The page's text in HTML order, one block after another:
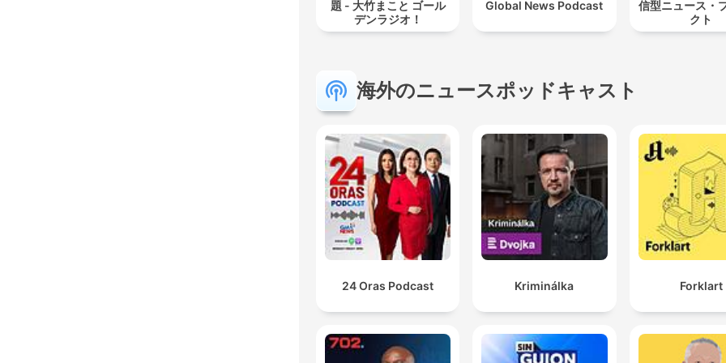
題 - 大竹まこと ゴール
デンラジオ！
Global News Podcast
信型ニュース・
クト
海外のニュースポッドキャスト
24 Oras Podcast Kriminálka Forklart